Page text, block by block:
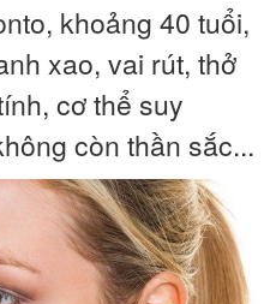
khoảng 40 tuổi,
xao, vai rút, thở
cơ thể suy
còn thần sắc...